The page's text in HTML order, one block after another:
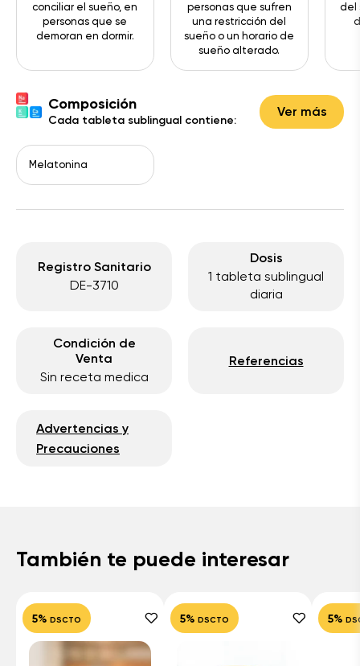
conciliar el sueño, en
personas que se
demoran en dormir.
personas que sufren
una restricción del
sueño o un horario de
sueño alterado.
del
Composición
Cada tableta sublingual contiene:
Ver más
Melatonina
Registro Sanitario
DE-3710
Dosis
1 tableta sublingual
diaria
Condición de
Venta
Sin receta medica
Referencias
Advertencias y
Precauciones
También te puede interesar
5% DSCTO 5% DSCTO 5%